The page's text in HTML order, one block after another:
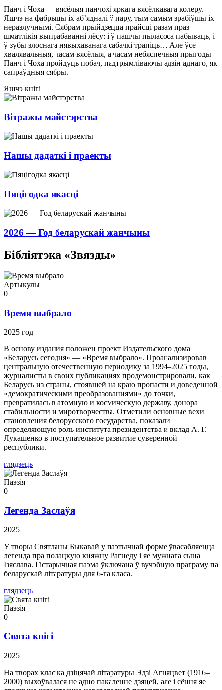
Панч і Чоха — вясёлыя панчохі яркага вясёлкавага колеру.
Яшчэ на фабрыцы іх аб’ядналі ў пару, тым самым зрабіўшы іх
неразлучнымі. Сябрам прыйдзецца прайсці разам праз
шматлікія выпрабаванні лёсу: і ў пашчы пыласоса пабываць, і
ў зубы злоснага нявыхаванага сабачкі трапіць… Але ўсе
хвалявальныя, часам вясёлыя, а часам небяспечныя прыгоды
Панч і Чоха пройдуць побач, падтрымліваючы адзін аднаго, як
сапраўдныя сябры.
Яшчэ кнігі
Вітражы майстэрства
Нашы дадаткі і праекты
Пяцігодка якасці
2026 — Год беларускай жанчыны
Бібліятэка «Звязды»
Артыкулы
0
Время выбрало
2025 год
В основу издания положен проект Издательского дома
«Беларусь сегодня» — «Время выбрало». Проанализировав
центральную отечественную периодику за 1994–2025 годы,
журналисты в своих публикациях продемонстрировали, как
Беларусь из страны, стоявшей на краю пропасти и доведенной
«демократическими преобразованиями» до точки,
превратилась в атомную и космическую державу, донора
стабильности и миротворчества. Отметили основные вехи
становления белорусского государства, показали
определяющую роль института президентства и вклад А. Г.
Лукашенко в поступательное развитие суверенной
республики.
глядзець
Паэзія
0
Легенда Заслаўя
2025
У творы Святланы Быкавай у паэтычнай форме ўвасабляецца
легенда пра полацкую княжну Рагнеду і яе мужнага сына
Ізяслава. Гістарычная паэма ўключана ў вучэбную праграму па
беларускай літаратуры для 6-га класа.
глядзець
Паэзія
0
Свята кнігі
2025
На творах класіка дзіцячай літаратуры Эдзі Агняцвет (1916–
2000) выхоўвалася не адно пакаленне дзяцей, але і сёння яе